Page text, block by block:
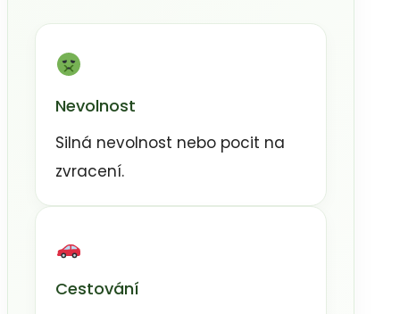
Nevolnost
Silná nevolnost nebo pocit na
zvracení.
Cestování